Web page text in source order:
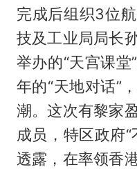
完成后组织3位
技及工业局局长
举办的“天宫课
年的“天地对话”
潮。这次有黎家
成员，特区政府
透露，在率领香